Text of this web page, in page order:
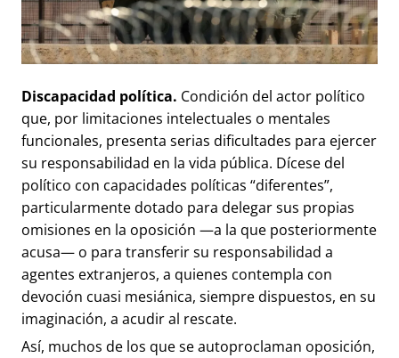
Discapacidad política. Condición del actor político
que, por limitaciones intelectuales o mentales
funcionales, presenta serias dificultades para ejercer
su responsabilidad en la vida pública. Dícese del
político con capacidades políticas “diferentes”,
particularmente dotado para delegar sus propias
omisiones en la oposición —a la que posteriormente
acusa— o para transferir su responsabilidad a
agentes extranjeros, a quienes contempla con
devoción cuasi mesiánica, siempre dispuestos, en su
imaginación, a acudir al rescate.
Así, muchos de los que se autoproclaman oposición,